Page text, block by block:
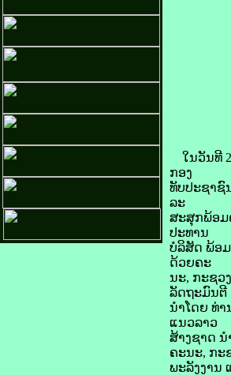
ໃນວັນທີ
ກອງ
ທັບປະຊາຊົ
ລະ
ສະສຸກພ້ອມ
ປະທານ
ບໍລິສັດ ພ້ອ
ດ້ວຍຄະ
ນະ, ກະຊວ
ລັດຖະມົນຕີ
ນໍາໂດຍ ທ່
ແນວລາວ
ສ້າງຊາດ
ຄະນະ, ກະ
ພະລັງງານ